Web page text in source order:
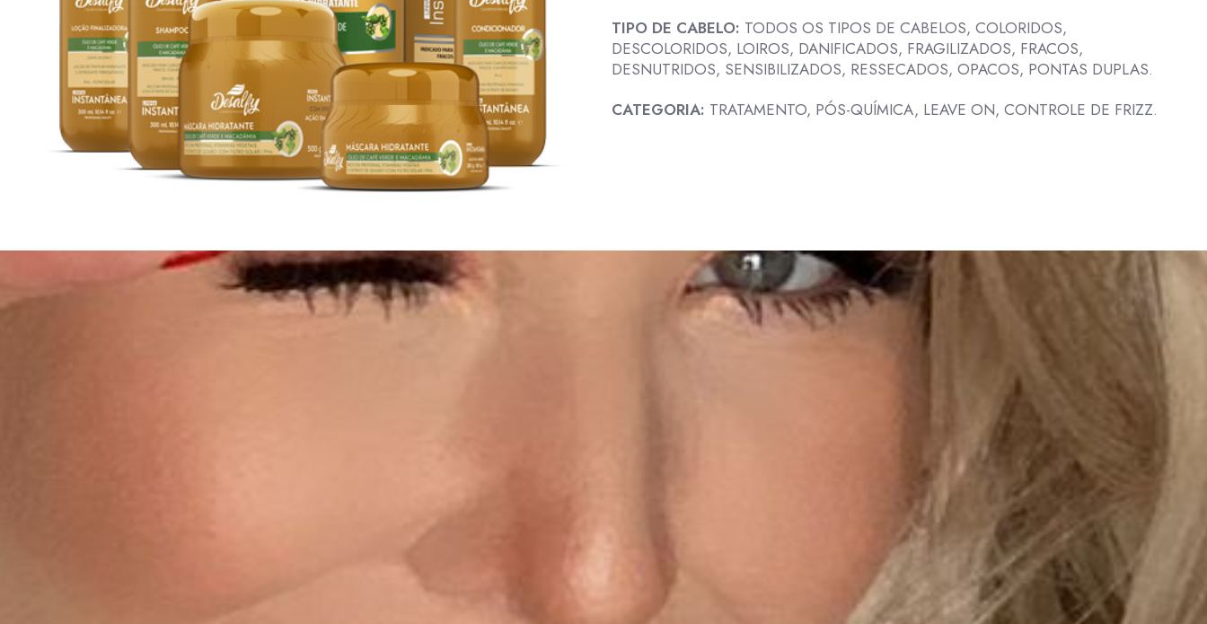
TIPO DE CABELO: TODOS OS TIPOS DE CABELOS, COLORIDOS,
DESCOLORIDOS, LOIROS, DANIFICADOS, FRAGILIZADOS, FRACOS,
DESNUTRIDOS, SENSIBILIZADOS, RESSECADOS, OPACOS, PONTAS DUPLAS.
CATEGORIA: TRATAMENTO, PÓS-QUÍMICA, LEAVE ON, CONTROLE DE FRIZZ.